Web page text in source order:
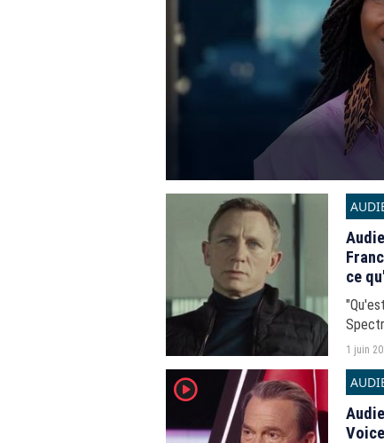
ce
1 juin
player2